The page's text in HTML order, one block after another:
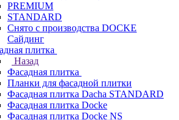
PREMIUM
STANDARD
Снято с производства DOCKE
Сайдинг
плитка
Назад
Фасадная плитка
Планки для фасадной плитки
Фасадная плитка Dacha STANDARD
Фасадная плитка Docke
Фасадная плитка Docke NS